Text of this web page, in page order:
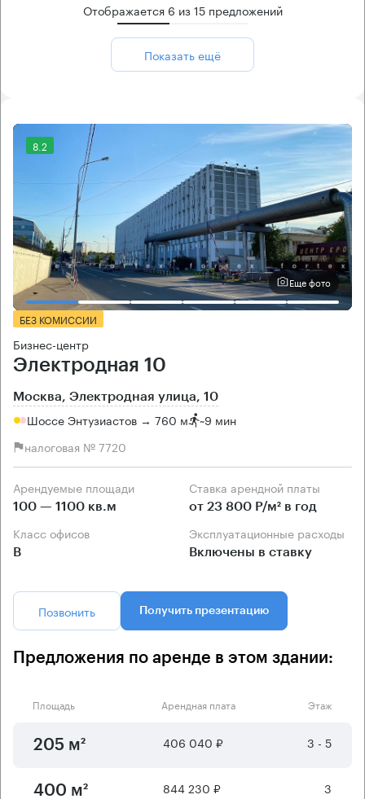
Отображается 6 из15предложений
Показать ещё
8.2
Еще фото
БЕЗ КОМИССИИ
Бизнес-центр
Электродная 10
Москва, Электродная улица, 10
Шоссе Энтузиастов → 760 м ~9 мин
налоговая № 7720
Арендуемые площади
100 — 1100 кв.м
Ставка арендной платы
от 23 800 Р/м² в год
Класс офисов
B
Эксплуатационные расходы
Включены в ставку
Позвонить Получить презентацию
Предложения по аренде в этом здании:
Площадь Арендная плата Этаж
205 м² 406 040 ₽ 3 - 5
400 м² 844 230 ₽ 3